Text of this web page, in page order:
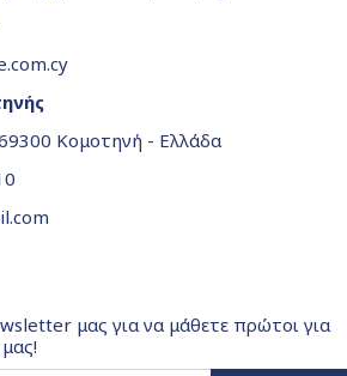
Κομοτηνή - Ελλάδα
μας για να μάθετε πρώτοι για